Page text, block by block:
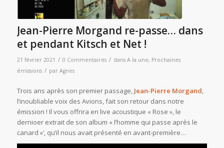
Jean-Pierre Morgand re-passe… dans
et pendant Kitsch et Net !
21 février 2021 / 0 Commentaires / dans A la une, Prochaines
émissions / par Agnes
Trois ans après son premier passage, Jean-Pierre Morgand,
l’inoubliable voix des Avions, fait son retour dans notre
émission ! Il vous offrira en live acoustique « Rose », le
dernioer extrait de son album « l’homme qui passe après le
canard »‘, qu’il nous avait présenté en avant-première…